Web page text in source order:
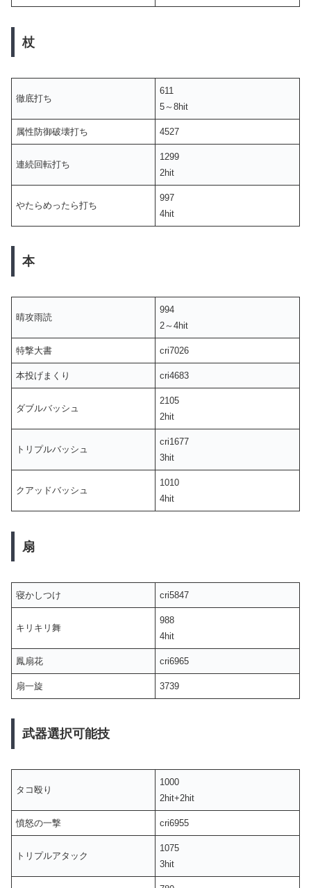
杖
徹底打ち
611
5～8hit
属性防御破壊打ち 4527
連続回転打ち
1299
2hit
やたらめったら打ち
997
4hit
本
晴攻雨読
994
2～4hit
特撃大書 cri7026
本投げまくり cri4683
ダブルバッシュ
2105
2hit
トリプルバッシュ
cri1677
3hit
クアッドバッシュ
1010
4hit
扇
寝かしつけ cri5847
キリキリ舞
988
4hit
鳳扇花 cri6965
扇一旋 3739
武器選択可能技
タコ殴り
1000
2hit+2hit
憤怒の一撃 cri6955
トリプルアタック
1075
3hit